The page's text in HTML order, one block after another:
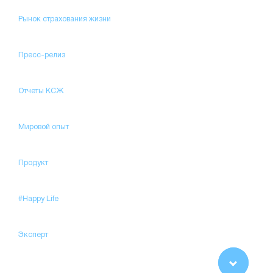
Рынок страхования жизни
Пресс-релиз
Отчеты КСЖ
Мировой опыт
Продукт
#Happy Life
Эксперт